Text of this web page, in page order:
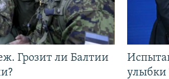
Грозит ли Балтии